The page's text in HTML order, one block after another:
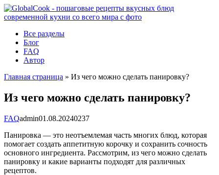
Перейти
к
Все разделы
Блог
FAQ
Автор
Главная страница » Из чего можно сделать панировку?
Из чего можно сделать панировку?
FAQadmin01.08.20240237
Панировка — это неотъемлемая часть многих блюд, которая
помогает создать аппетитную корочку и сохранить сочность
основного ингредиента. Рассмотрим, из чего можно сделать
панировку и какие варианты подходят для различных
рецептов.